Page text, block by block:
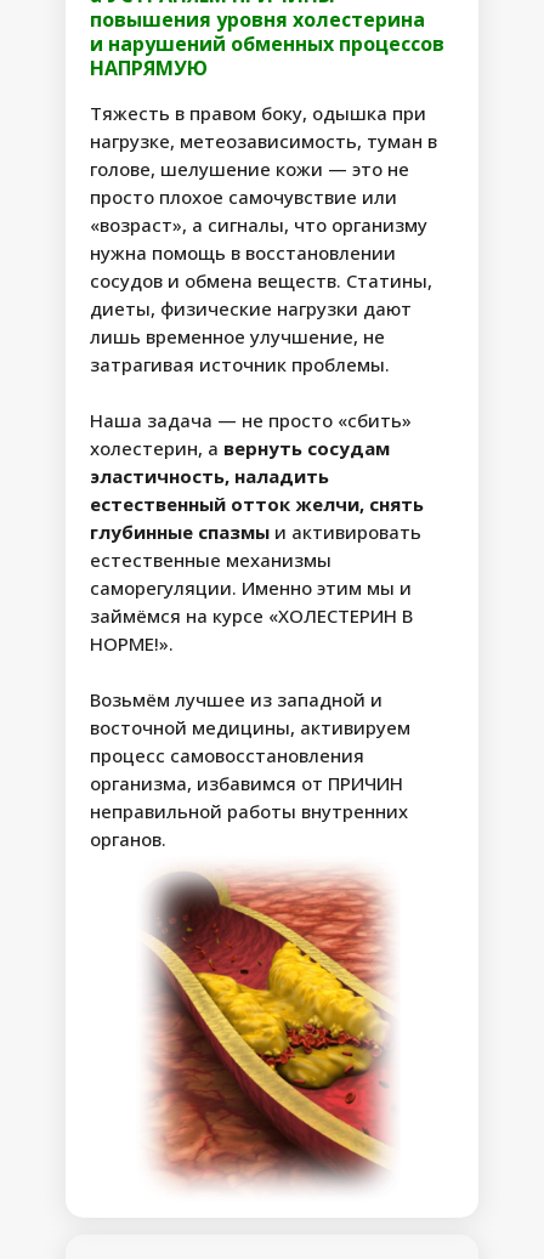
повышения уровня холестерина
и нарушений обменных процессов
НАПРЯМУЮ
Тяжесть в правом боку, одышка при
нагрузке, метеозависимость, туман в
голове, шелушение кожи — это не
просто плохое самочувствие или
«возраст», а сигналы, что организму
нужна помощь в восстановлении
сосудов и обмена веществ. Статины,
диеты, физические нагрузки дают
лишь временное улучшение, не
затрагивая источник проблемы.
Наша задача — не просто «сбить»
холестерин, а вернуть сосудам
эластичность, наладить
естественный отток желчи, снять
глубинные спазмы и активировать
естественные механизмы
саморегуляции. Именно этим мы и
займёмся на курсе «ХОЛЕСТЕРИН В
НОРМЕ!».
Возьмём лучшее из западной и
восточной медицины, активируем
процесс самовосстановления
организма, избавимся от ПРИЧИН
неправильной работы внутренних
органов.
• Устранение спазмов и блоков,
налаживание питания внутренних
органов
• Выработка естественных
обезболивающих, предотвращение
возникновения спазмов
• Возвращение энергии, исчезновение
хронической усталости, появление сил
• Повышение эластичности сосудов,
избавление от метеозависимости,
нормализация давления
• Направление холестерина на
восстановление, уменьшение риска
формирования новых бляшек
АНТИСПАЗМ
СНИМАЕМ СПАЗМЫ,
ВОССТАНАВЛИВАЕМ
СНАБЖЕНИЕ СИСТЕМ
ПАКЕТ
"ЖЕЛАННЫЙ МАКСИМУМ"
Шаг 1
1-7 день
Шаг 2